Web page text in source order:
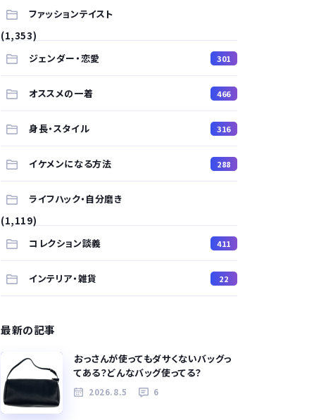
ファッションテイスト
(1,353)
ジェンダー・恋愛
301
オススメの一着 466
身長・スタイル 316
イケメンになる方法 288
ライフハック・自分磨き
(1,119)
コレクション談義
411
インテリア・雑貨 22
最新の記事
おっさんが使ってもダサくないバッグっ
てある？どんなバッグ使ってる？
2026.8.5 6